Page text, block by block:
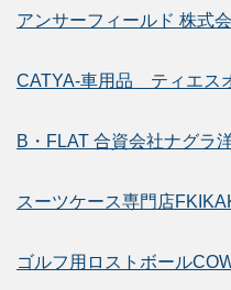
アンサーフィールド 株式
CATYA-車用品 ティエス
B・FLAT 合資会社ナグラ
スーツケース専門店
ゴルフ用ロストボール